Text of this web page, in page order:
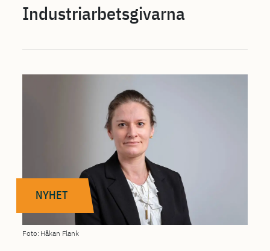
Industriarbetsgivarna
NYHET
Foto: Håkan Flank